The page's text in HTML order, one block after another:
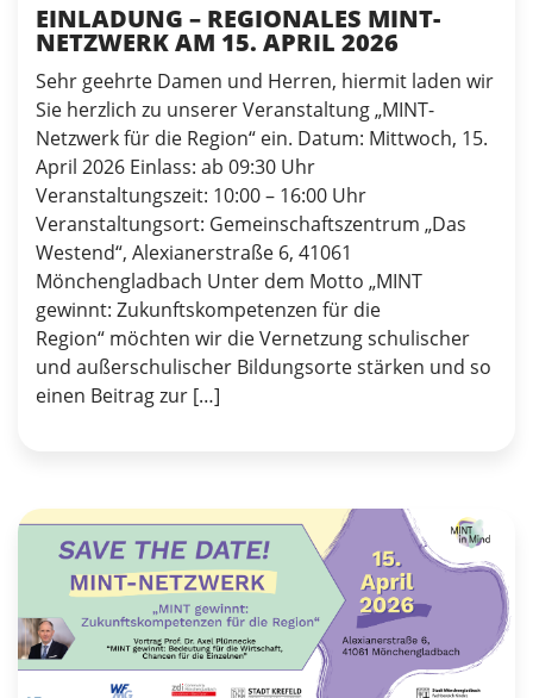
EINLADUNG – REGIONALES MINT-
NETZWERK AM 15. APRIL 2026
Sehr geehrte Damen und Herren, hiermit laden wir
Sie herzlich zu unserer Veranstaltung „MINT-
Netzwerk für die Region“ ein. Datum: Mittwoch, 15.
April 2026 Einlass: ab 09:30 Uhr
Veranstaltungszeit: 10:00 – 16:00 Uhr
Veranstaltungsort: Gemeinschaftszentrum „Das
Westend“, Alexianerstraße 6, 41061
Mönchengladbach Unter dem Motto „MINT
gewinnt: Zukunftskompetenzen für die
Region“ möchten wir die Vernetzung schulischer
und außerschulischer Bildungsorte stärken und so
einen Beitrag zur […]